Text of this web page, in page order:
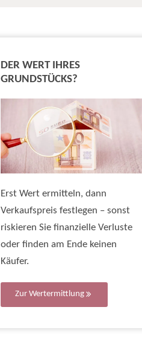
DER WERT IHRES
GRUNDSTÜCKS?
Erst Wert ermitteln, dann
Verkaufspreis festlegen – sonst
riskieren Sie finanzielle Verluste
oder finden am Ende keinen
Käufer.
Zur Wertermittlung